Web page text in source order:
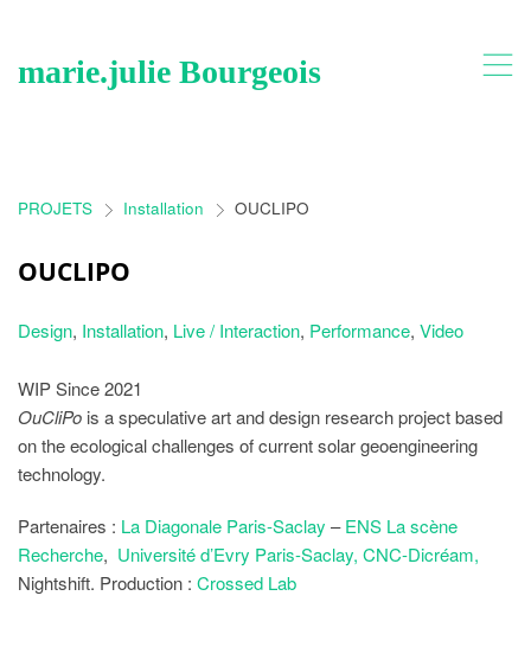
marie.julie Bourgeois ,
PROJETS > Installation > OUCLIPO
OUCLIPO
Design, Installation, Live / Interaction, Performance, Video
WIP Since 2021
OuCliPo is a speculative art and design research project based
on the ecological challenges of current solar geoengineering
technology.
Partenaires : La Diagonale Paris-Saclay –ENS La scène
Recherche, Université d’Evry Paris-Saclay, CNC-Dicréam,
Nightshift. Production : Crossed Lab